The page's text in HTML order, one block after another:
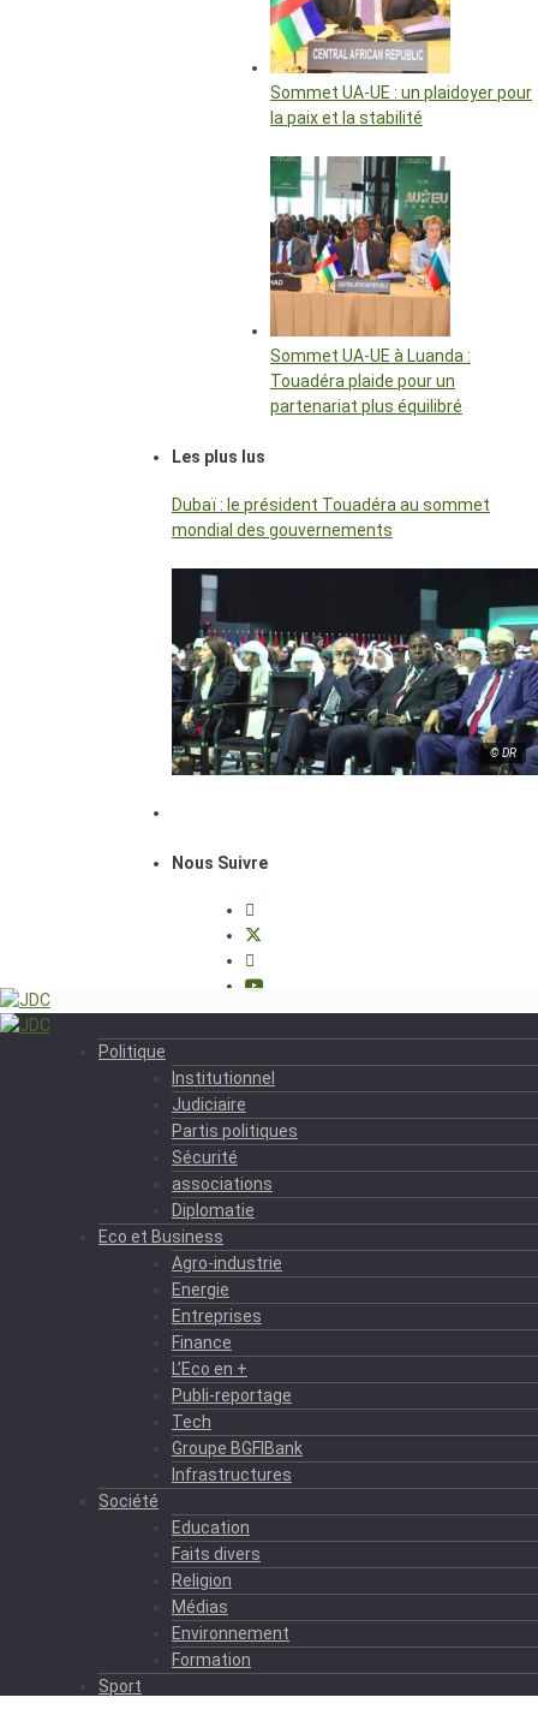
Sommet UA-UE : un plaidoyer pour
la paix et la stabilité
Sommet UA-UE à Luanda :
Touadéra plaide pour un
partenariat plus équilibré
Les plus lus
Dubaï : le président Touadéra au sommet
mondial des gouvernements
© DR
Nous Suivre
Politique
Institutionnel
Judiciaire
Partis politiques
Sécurité
associations
Diplomatie
Eco et Business
Agro-industrie
Energie
Entreprises
Finance
L’Eco en +
Publi-reportage
Tech
Groupe BGFIBank
Infrastructures
Société
Education
Faits divers
Religion
Médias
Environnement
Formation
Sport